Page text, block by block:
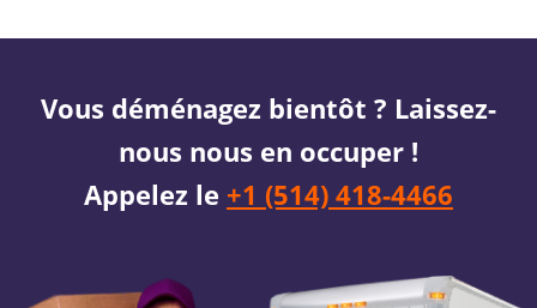
Vous déménagez bientôt ? Laissez-
nous nous en occuper !
Appelez le +1 (514) 418-4466